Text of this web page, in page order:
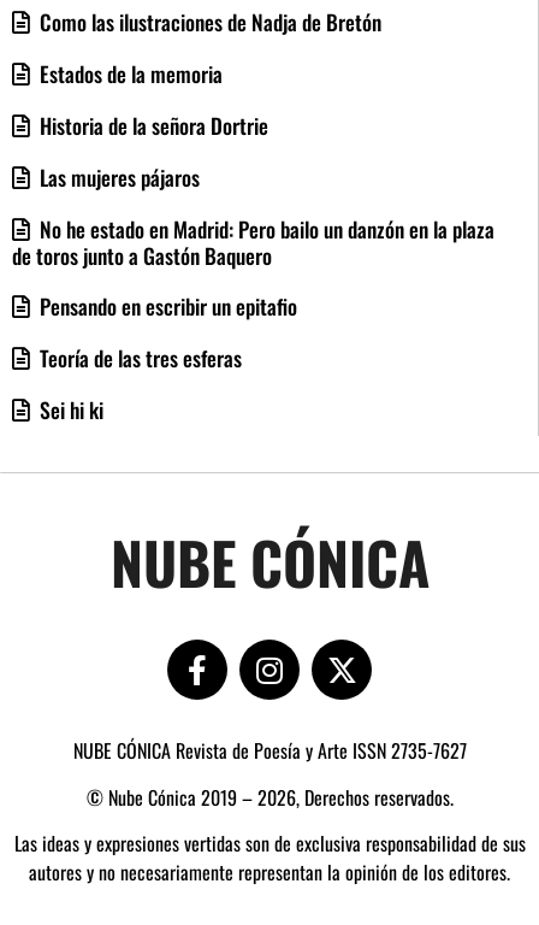
Como las ilustraciones de Nadja de Bretón
Estados de la memoria
Historia de la señora Dortrie
Las mujeres pájaros
No he estado en Madrid: Pero bailo un danzón en la plaza
de toros junto a Gastón Baquero
Pensando en escribir un epitafio
Teoría de las tres esferas
Sei hi ki
NUBE CÓNICA
NUBE CÓNICA Revista de Poesía y Arte ISSN 2735-7627
© Nube Cónica 2019 – 2026, Derechos reservados.
Las ideas y expresiones vertidas son de exclusiva responsabilidad de sus
autores y no necesariamente representan la opinión de los editores.